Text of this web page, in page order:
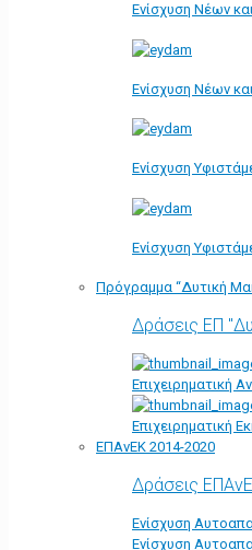
Ενίσχυση Νέων
Ενίσχυση Νέων
Ενίσχυση
Ενίσχυση
Πρόγραμμα “Δυτική
Δράσεις ΕΠ
Επιχειρηματική
Επιχειρηματική
ΕΠΑνΕΚ 2014-2020
Δράσεις
Ενίσχυση
Ενίσχυση